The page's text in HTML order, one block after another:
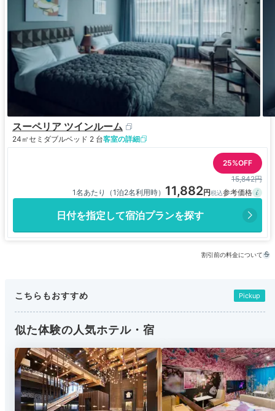
スーペリア ツインルーム
24㎡セミダブルベッド 2 台客室の詳細
25%OFF
15,842円
1名あたり（1泊2名利用時） 11,882
日付を指定して宿泊プランを探す
割引前の料金について
こちらもおすすめ Pickup
似た体験の人気ホテル・宿